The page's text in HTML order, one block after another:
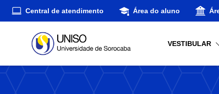
Central de atendimento Área do aluno
VESTIBULAR